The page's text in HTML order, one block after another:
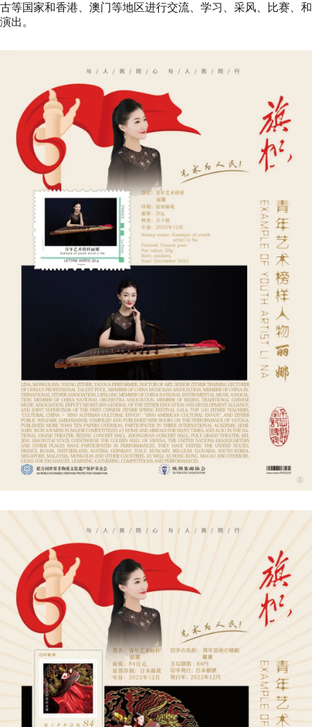
古等国家和香港、澳门等地区进行交流、学习、采风、比赛、和
演出。